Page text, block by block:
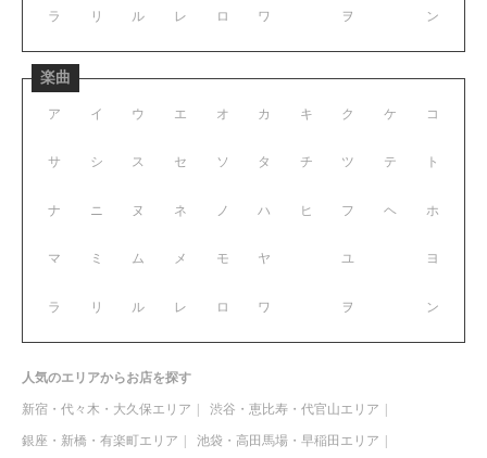
ラ リ ル レ ロ ワ ヲ ン
楽曲
ア イ ウ エ オ
サ シ ス セ ソ
ナ ニ ヌ ネ ノ
マ ミ ム メ モ
ラ リ ル レ ロ
カ キ ク ケ コ
タ チ ツ テ ト
ハ ヒ フ ヘ ホ
ヤ ユ ヨ
ワ ヲ ン
人気のエリアからお店を探す
新宿・代々木・大久保エリア 渋谷・恵比寿・代官山エリア
銀座・新橋・有楽町エリア 池袋・高田馬場・早稲田エリア